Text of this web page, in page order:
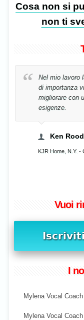
Cosa non si
non ti
La mia voce è
Vuoi
I
Mylena Vocal
Mylena Vocal